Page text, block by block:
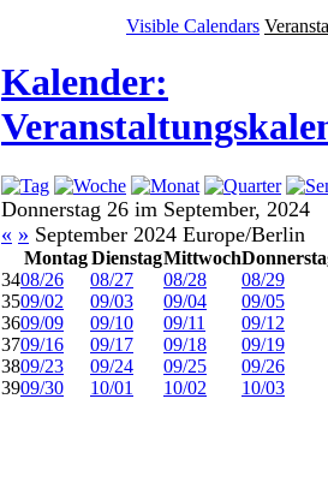
Visible Calendars
Kalender:
Donnerstag 26 im September, 2024
« » September 2024 Europe/Berlin
Montag DienstagMittwoch
3408/26 08/27 08/28
08/29
3509/02 09/03 09/04
09/05
3609/09 09/10 09/11
09/12
3709/16 09/17 09/18
09/19
3809/23 09/24 09/25
09/26
3909/30 10/01 10/02 10/03